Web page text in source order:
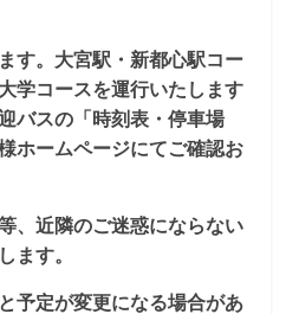
す。大宮駅・新都心駅コー
学コースを運行いたします
バスの「時刻表・停車場
ホームページにてご確認お
、近隣のご迷惑にならない
ます。
予定が変更になる場合があ